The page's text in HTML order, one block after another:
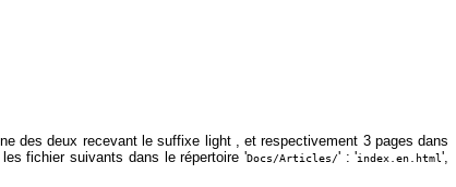
des deux recevant le suffixe light , et respectivement 3 pages dans
fichier suivants dans le répertoire 'Docs/Articles/' : 'index.en.html',